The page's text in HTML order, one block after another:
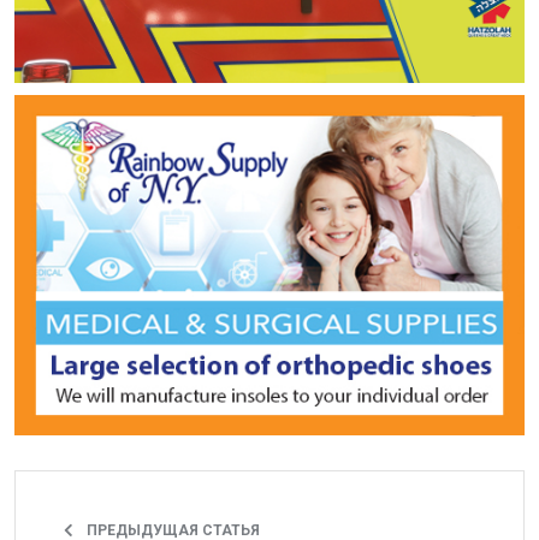
ПРЕДЫДУЩАЯ СТАТЬЯ